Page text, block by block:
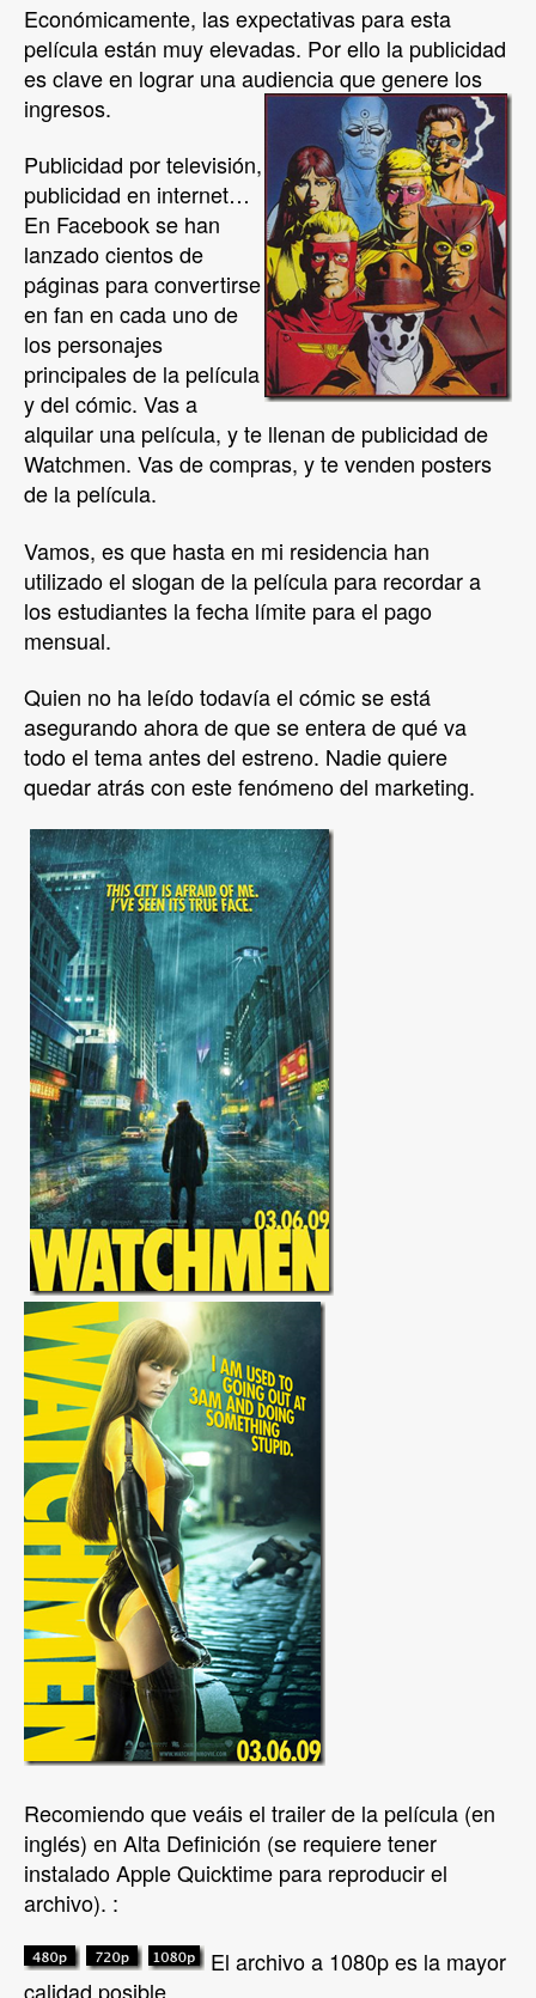
Económicamente, las expectativas para esta
película están muy elevadas. Por ello la publicidad
es clave en lograr una audiencia que genere los
ingresos.
Publicidad por televisión,
publicidad en internet…
En Facebook se han
lanzado cientos de
páginas para convertirse
en fan en cada uno de
los personajes
principales de la película
y del cómic. Vas a
alquilar una película, y te llenan de publicidad de
Watchmen. Vas de compras, y te venden posters
de la película.
Vamos, es que hasta en mi residencia han
utilizado el slogan de la película para recordar a
los estudiantes la fecha límite para el pago
mensual.
Quien no ha leído todavía el cómic se está
asegurando ahora de que se entera de qué va
todo el tema antes del estreno. Nadie quiere
quedar atrás con este fenómeno del marketing.
Recomiendo que veáis el trailer de la película (en
inglés) en Alta Definición (se requiere tener
instalado Apple Quicktime para reproducir el
archivo). :
El archivo a 1080p es la mayor
calidad posible.